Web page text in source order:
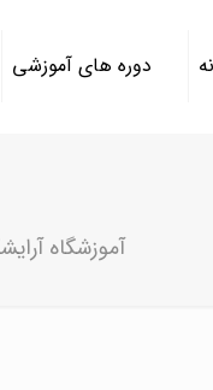
دوره های آموزشی
آموزشگاه